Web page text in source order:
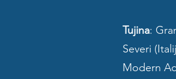
Tujina:
Severi
Modern